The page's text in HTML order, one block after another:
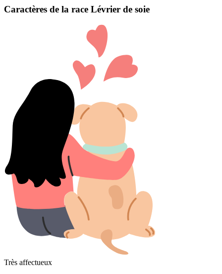
Caractères de la race Lévrier de soie
Très affectueux